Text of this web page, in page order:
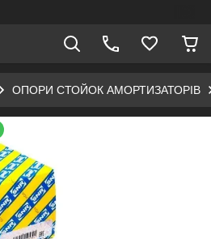
ОПОРИ СТОЙОК АМОРТИЗАТОРІВ